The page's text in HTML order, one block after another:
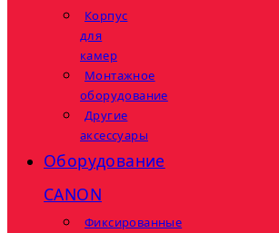
Корпус
для
камер
Монтажное
оборудование
Другие
аксессуары
Оборудование
CANON
Фиксированные